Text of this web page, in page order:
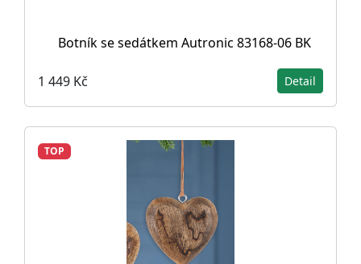
Botník se sedátkem Autronic 83168-06 BK
1 449 Kč Detail
TOP